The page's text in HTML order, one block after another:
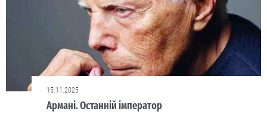
15.11.2025
Армані. Останній імператор